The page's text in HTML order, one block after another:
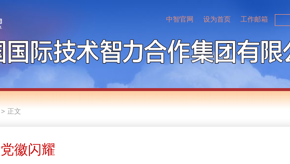
中智官网 设为首页 工作邮箱
> 正文
党徽闪耀